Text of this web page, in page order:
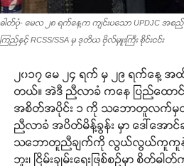
ဓါတ်ပုံ- မေလ ၂၈ ရက်နေ့က ကျင်းပသော UPDJC အစ
ကြည်နှင့် RCSS/SSA မှ ဒုတိယ ဗိုလ်မှူးကြီး စိုင်းငင်း
၂၀၁၇ မေ ၂၄ ရက် မှ ၂၉ ရက်နေ့ အထိ
တယ်။ အဲဒီ ညီလာခံ ကနေ ပြည်ထော
အစိတ်အပိုင်း ၁ ကို သဘောတူလက်မှတ်
ညီလာခံ အပိတ်မိန့်ခွန်း မှာ ဒေါ်အောင်
သဘောတူညီချက်ကို လွယ်လွယ်ကူကူနဲ့
ဘူး၊ ငြိမ်းချမ်းရေးဖြစ်စဉ်မှာ စိတ်ဓ